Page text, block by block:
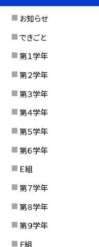
お知らせ
できごと
第１学年
第２学年
第３学年
第４学年
第５学年
第６学年
Ｅ組
第７学年
第８学年
第９学年
Ｆ組